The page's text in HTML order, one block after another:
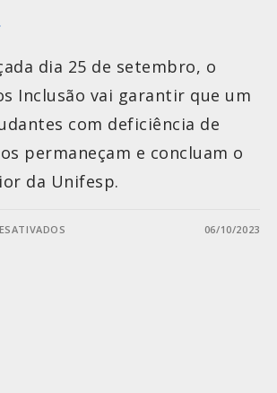
dia 25 de setembro, o
Inclusão vai garantir que um
com deficiência de
permaneçam e concluam o
da Unifesp.
06/10/2023